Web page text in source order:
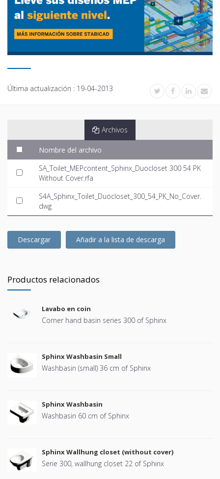
Última actualización : 19-04-2013
Archivos
Nombre del archivo
SA_Toilet_MEPcontent_Sphinx_Duocloset 300 54 PK
Without Cover.rfa
S4A_Sphinx_Toilet_Duocloset_300_54_PK_No_Cover.
dwg
Descargar Añadir a la lista de descarga
Productos relacionados
Lavabo en coin
Corner hand basin series 300 of Sphinx
Sphinx Washbasin Small
Washbasin (small) 36 cm of Sphinx
Sphinx Washbasin
Washbasin 60 cm of Sphinx
Sphinx Wallhung closet (without cover)
Serie 300, wallhung closet 22 of Sphinx